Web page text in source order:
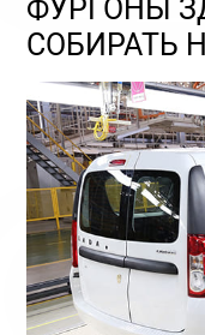
ФУРГОНЫ
СОБИРАТЬ